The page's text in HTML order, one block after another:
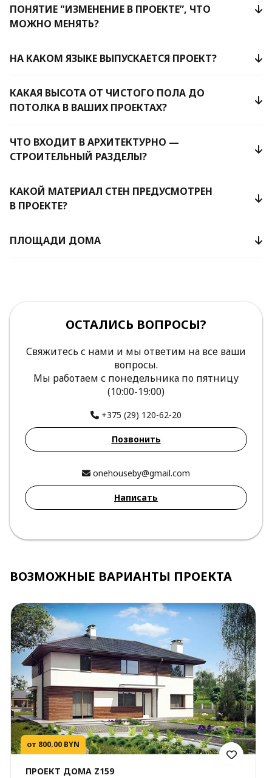
ПОНЯТИЕ "ИЗМЕНЕНИЕ В ПРОЕКТЕ”, ЧТО
МОЖНО МЕНЯТЬ?
НА КАКОМ ЯЗЫКЕ ВЫПУСКАЕТСЯ ПРОЕКТ?
КАКАЯ ВЫСОТА ОТ ЧИСТОГО ПОЛА ДО
ПОТОЛКА В ВАШИХ ПРОЕКТАХ?
ЧТО ВХОДИТ В АРХИТЕКТУРНО —
СТРОИТЕЛЬНЫЙ РАЗДЕЛЫ?
КАКОЙ МАТЕРИАЛ СТЕН ПРЕДУСМОТРЕН
В ПРОЕКТЕ?
ПЛОЩАДИ ДОМА
ОСТАЛИСЬ ВОПРОСЫ?
Свяжитесь с нами и мы ответим на все ваши
вопросы.
Мы работаем с понедельника по пятницу
(10:00-19:00)
+375 (29) 120-62-20
Позвонить
onehouseby@gmail.com
Написать
ВОЗМОЖНЫЕ ВАРИАНТЫ ПРОЕКТА
от 800.00 BYN
ПРОЕКТ ДОМА Z159